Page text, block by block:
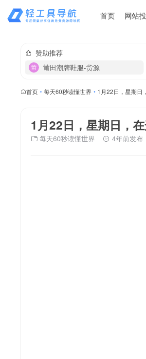
首页 网站
赞助推荐
莆田潮牌鞋服-货源
首页 • 每天60秒读懂世界 • 1月22日，星期日
1月22日，星期日，
每天60秒读懂世界 4年前发布